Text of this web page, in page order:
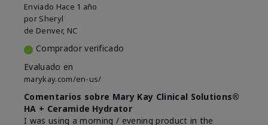
Enviado Hace 1 año
por Sheryl
de Denver, NC
Comprador verificado
Evaluado en
marykay.com/en-us/
Comentarios sobre Mary Kay Clinical Solutions®
HA + Ceramide Hydrator
I was using a morning / evening product in the